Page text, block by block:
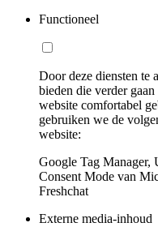
Functioneel
Door deze diensten te
bieden die verder
website comfortabel
gebruiken we de
website:
Google Tag
Consent Mode van
Freshchat
Externe media-inhoud